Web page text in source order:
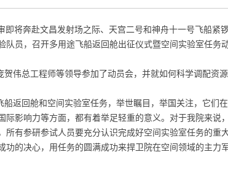
将奔赴文昌发射场之际、天宫二号和神舟十一号飞船紧
队员，召开多用途飞船返回舱出征仪式暨空间实验室任务
伟总工程师等领导参加了动员会，并就如何科学调配资
返回舱和空间实验室任务，举世瞩目，举国关注，它们
影响力等方面，都有着举足轻重的意义。对于我院来说
有参研参试人员要充分认识完成好空间实验室任务的重
功的决心，用任务的圆满成功来捍卫院在空间领域的主力